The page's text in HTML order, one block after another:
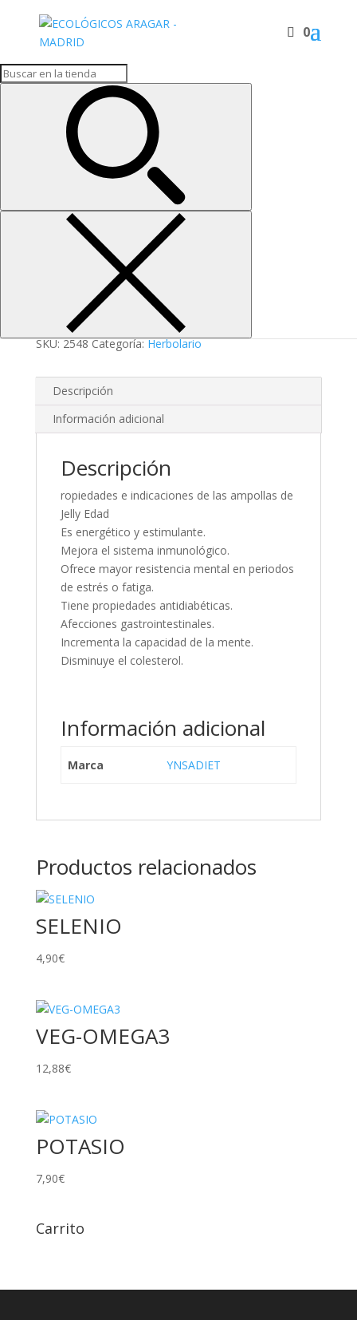
0
JELLY EDAD VIALES
15,46
Complemento alimenticio elaborado a base de Jalea
real, propoleo, vitaminas , minerales y extractos
Añadir al carrito
SKU:2548 Categoría:Herbolario
Descripción
Información adicional
Descripción
ropiedades e indicaciones de las ampollas de
Jelly Edad
Es energético y estimulante.
Mejora el sistema inmunológico.
Ofrece mayor resistencia mental en periodos
de estrés o fatiga.
Tiene propiedades antidiabéticas.
Afecciones gastrointestinales.
Incrementa la capacidad de la mente.
Disminuye el colesterol.
Información adicional
Marca YNSADIET
Productos relacionados
SELENIO
4,90€
VEG-OMEGA3
12,88€
POTASIO
7,90€
Carrito